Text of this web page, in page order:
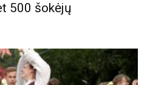
500 šokėjų